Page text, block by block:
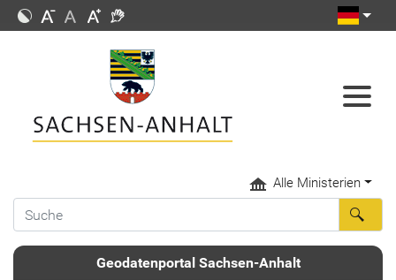
Alle Ministerien
Geodatenportal Sachsen-Anhalt